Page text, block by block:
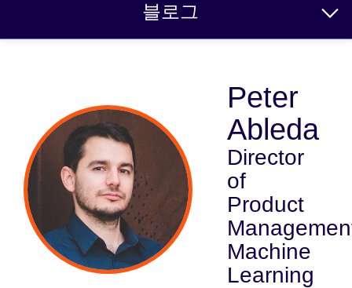
블로그
비즈니스
기술
파트너
Peter
Ableda
Director
of
Product
Machine
Learning